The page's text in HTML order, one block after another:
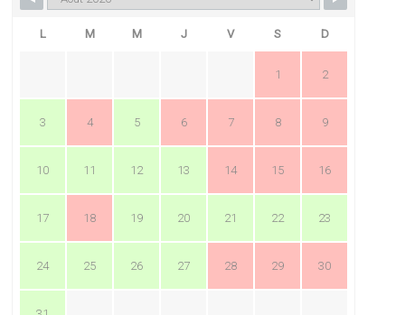
L M M J V S D
1 2
3 4 5 6 7 8 9
10 11 12 13 14 15 16
17 18 19 20 21 22 23
24 25 26 27 28 29 30